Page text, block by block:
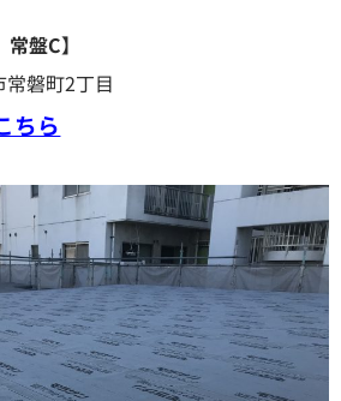
盤C】
磐町2丁目
ちら